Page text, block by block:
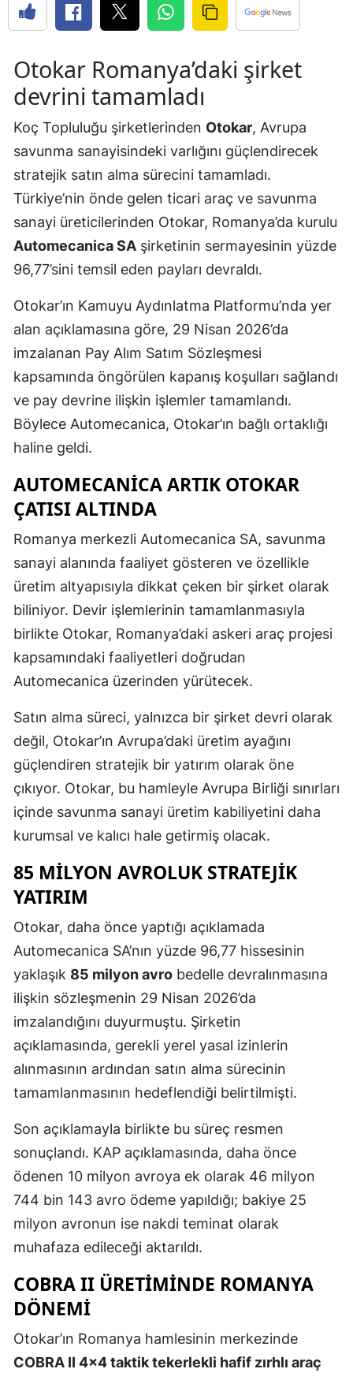
Otokar Romanya’daki şirket
devrini tamamladı
Koç Topluluğu şirketlerinden Otokar, Avrupa
savunma sanayisindeki varlığını güçlendirecek
stratejik satın alma sürecini tamamladı.
Türkiye’nin önde gelen ticari araç ve savunma
sanayi üreticilerinden Otokar, Romanya’da kurulu
Automecanica SA şirketinin sermayesinin yüzde
96,77’sini temsil eden payları devraldı.
Otokar’ın Kamuyu Aydınlatma Platformu’nda yer
alan açıklamasına göre, 29 Nisan 2026’da
imzalanan Pay Alım Satım Sözleşmesi
kapsamında öngörülen kapanış koşulları sağlandı
ve pay devrine ilişkin işlemler tamamlandı.
Böylece Automecanica, Otokar’ın bağlı ortaklığı
haline geldi.
AUTOMECANICA ARTIK OTOKAR
ÇATISI ALTINDA
Romanya merkezli Automecanica SA, savunma
sanayi alanında faaliyet gösteren ve özellikle
üretim altyapısıyla dikkat çeken bir şirket olarak
biliniyor. Devir işlemlerinin tamamlanmasıyla
birlikte Otokar, Romanya’daki askeri araç projesi
kapsamındaki faaliyetleri doğrudan
Automecanica üzerinden yürütecek.
Satın alma süreci, yalnızca bir şirket devri olarak
değil, Otokar’ın Avrupa’daki üretim ayağını
güçlendiren stratejik bir yatırım olarak öne
çıkıyor. Otokar, bu hamleyle Avrupa Birliği sınırları
içinde savunma sanayi üretim kabiliyetini daha
kurumsal ve kalıcı hale getirmiş olacak.
85 MILYON AVROLUK STRATEJIK
YATIRIM
Otokar, daha önce yaptığı açıklamada
Automecanica SA’nın yüzde 96,77 hissesinin
yaklaşık 85 milyon avro bedelle devralınmasına
ilişkin sözleşmenin 29 Nisan 2026’da
imzalandığını duyurmuştu. Şirketin
açıklamasında, gerekli yerel yasal izinlerin
alınmasının ardından satın alma sürecinin
tamamlanmasının hedeflendiği belirtilmişti.
Son açıklamayla birlikte bu süreç resmen
sonuçlandı. KAP açıklamasında, daha önce
ödenen 10 milyon avroya ek olarak 46 milyon
744 bin 143 avro ödeme yapıldığı; bakiye 25
milyon avronun ise nakdi teminat olarak
muhafaza edileceği aktarıldı.
COBRA II ÜRETIMINDE ROMANYA
DÖNEMI
Otokar’ın Romanya hamlesinin merkezinde
COBRA II 4x4 taktik tekerlekli hafif zırhlı araç